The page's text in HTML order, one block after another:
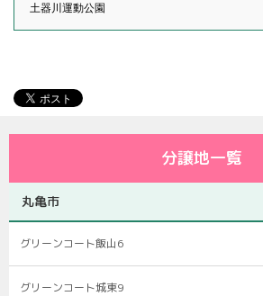
土器川運動公園
分譲地一覧
丸亀市
グリーンコート飯山6
グリーンコート城東9